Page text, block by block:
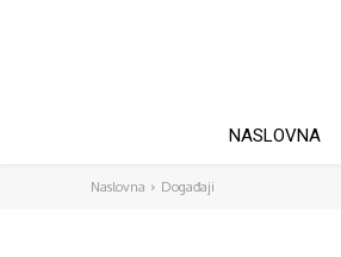
NASLOVNA
Naslovna Događaji